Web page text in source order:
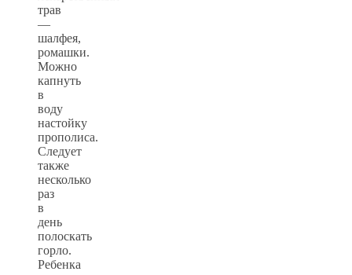
трав
—
шалфея,
ромашки.
Можно
капнуть
в
воду
настойку
прополиса.
Следует
также
несколько
раз
в
день
полоскать
горло.
Ребенка